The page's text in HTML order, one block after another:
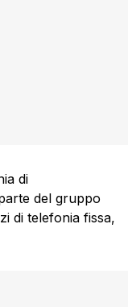
di
del gruppo
di telefonia fissa,